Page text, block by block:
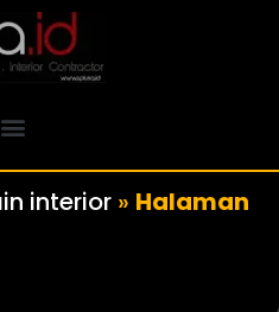
interior » Halaman